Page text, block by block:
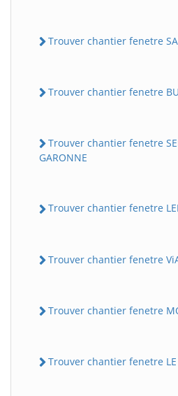
Trouver chantier fenetre
Trouver chantier fenetre
Trouver chantier fenetre
GARONNE
Trouver chantier fenetre
Trouver chantier fenetre
Trouver chantier fenetre
Trouver chantier fenetre LE